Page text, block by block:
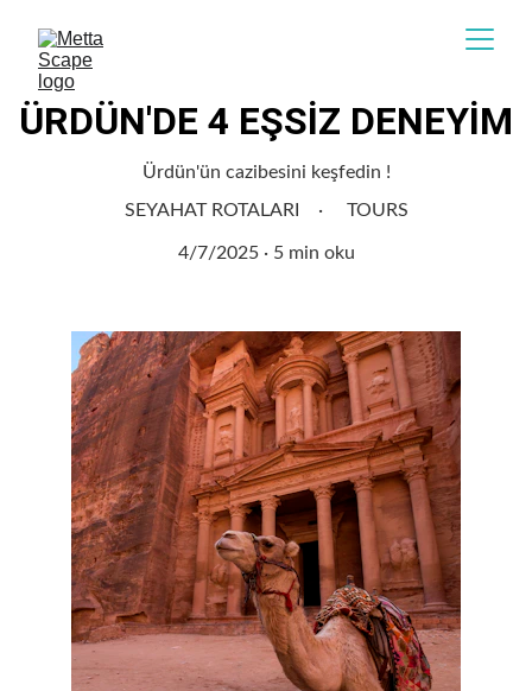
ÜRDÜN'DE 4 EŞSİZ DENEYİM
Ürdün'ün cazibesini keşfedin !
SEYAHAT ROTALARI
TOURS
4/7/2025 5 min oku